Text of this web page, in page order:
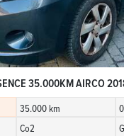
35.000KM AIRCO
35.000 km
Co2